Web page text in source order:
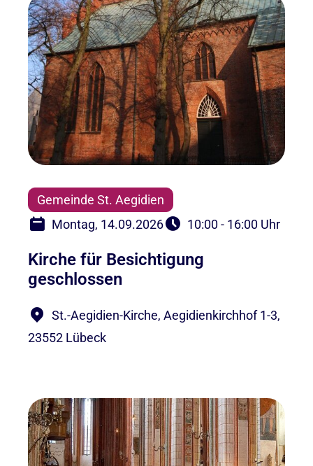
Gemeinde St. Aegidien
Montag, 14.09.2026
10:00 - 16:00 Uhr
Kirche für Besichtigung
geschlossen
St.-Aegidien-Kirche, Aegidienkirchhof 1-3,
23552 Lübeck